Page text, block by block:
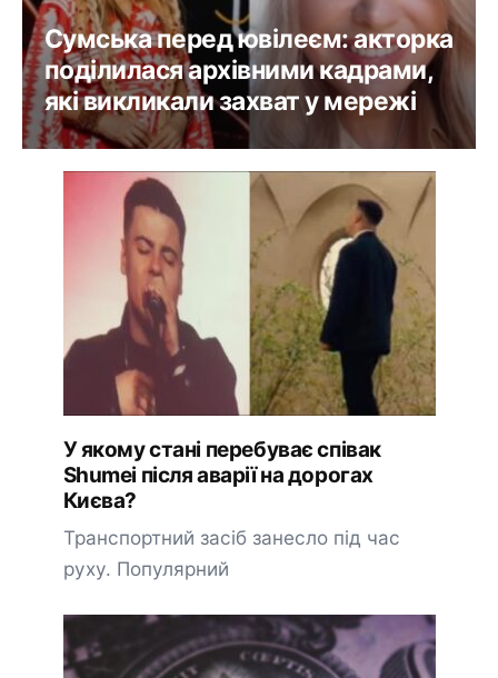
Сумська перед ювілеєм: акторка
поділилася архівними кадрами,
які викликали захват у мережі
У якому стані перебуває співак
Shumei після аварії на дорогах
Києва?
Транспортний засіб занесло під час
руху. Популярний